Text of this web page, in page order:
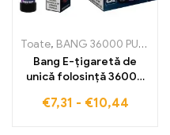
Toate, BANG 36000 PUFURI
Bang E-țigaretă de
unică folosință 36000
dulci Fructe Mixte
€7,31 - €10,44